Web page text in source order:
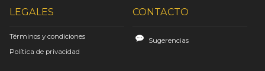
LEGALES
Términos y condiciones
Política de privacidad
CONTACTO
Sugerencias